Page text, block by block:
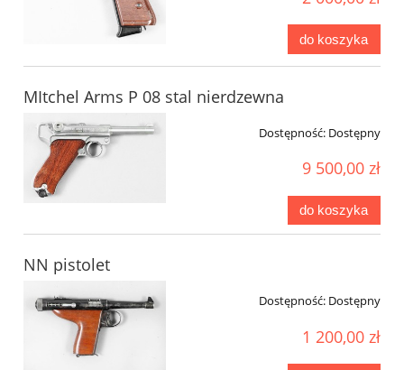
do koszyka
MItchel Arms P 08 stal nierdzewna
Dostępność: Dostępny
9 500,00 zł
do koszyka
NN pistolet
Dostępność: Dostępny
1 200,00 zł